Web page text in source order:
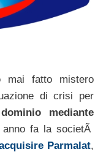
mai fatto mistero
di crisi per
mediante
fa la societÃ
Parmalat,